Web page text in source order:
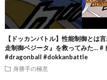
【ドッカンバトル】性能制御とは
走制御ベジータ』を救ってみた… #
#dragonball #dokkanbattle
身勝手の極意